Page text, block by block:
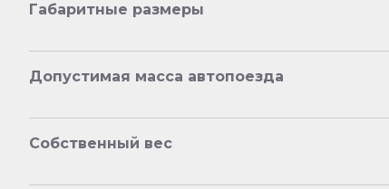
Габаритные размеры
Допустимая масса автопоезда
Собственный вес